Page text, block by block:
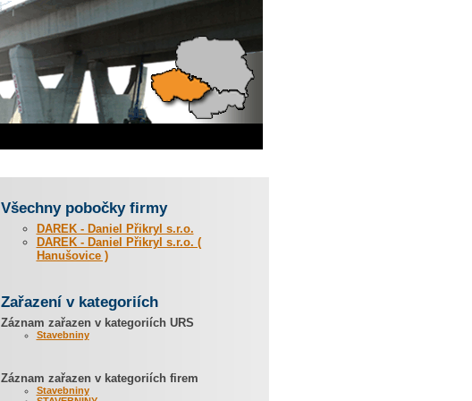
Všechny pobočky firmy
DAREK - Daniel Přikryl s.r.o.
DAREK - Daniel Přikryl s.r.o. (
Hanušovice )
Zařazení v kategoriích
Záznam zařazen v kategoriích URS
Stavebniny
Záznam zařazen v kategoriích firem
Stavebniny